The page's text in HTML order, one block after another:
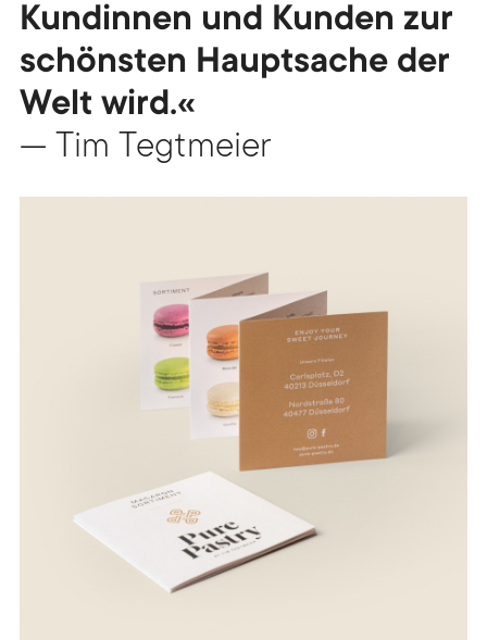
Kundinnen und Kunden zur
schönsten Hauptsache der
Welt wird.«
— Tim Tegtmeier